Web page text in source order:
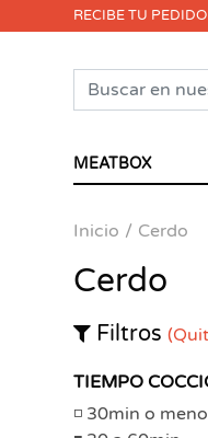
RECIBE TU
MEATBOX
Inicio Cerdo
Cerdo
Filtros
TIEMPO
30min o